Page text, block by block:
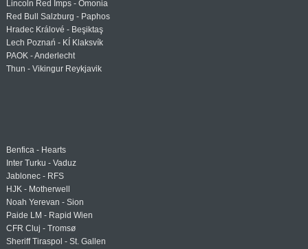
Lincoln Red Imps - Omonia
Red Bull Salzburg - Paphos
Hradec Králové - Beşiktaş
Lech Poznań - KÍ Klaksvík
PAOK - Anderlecht
Thun - Vikingur Reykjavik
Benfica - Hearts
Inter Turku - Vaduz
Jablonec - RFS
HJK - Motherwell
Noah Yerevan - Sion
Paide LM - Rapid Wien
CFR Cluj - Tromsø
Sheriff Tiraspol - St. Gallen